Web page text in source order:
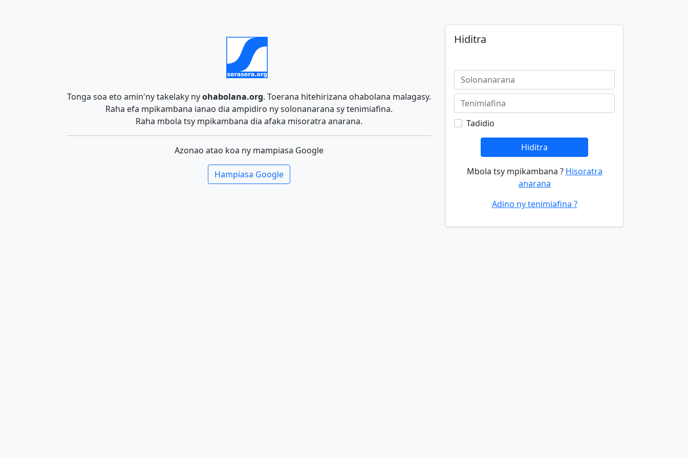
Tonga soa eto amin'ny takelaky nyohabolana.org. Toerana hitehirizana ohabolana malagasy.
Raha efa mpikambana ianao dia ampidiro ny solonanarana sy tenimiafina.
Raha mbola tsy mpikambana dia afaka misoratra anarana.
Azonao atao koa ny mampiasa Google
Hampiasa Google
Hiditra
Tadidio
Hiditra
Mbola tsy mpikambana ? Hisoratra
anarana
Adino ny tenimiafina ?